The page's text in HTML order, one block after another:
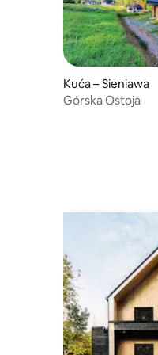
Kuća – Sieniawa
Górska Ostoja